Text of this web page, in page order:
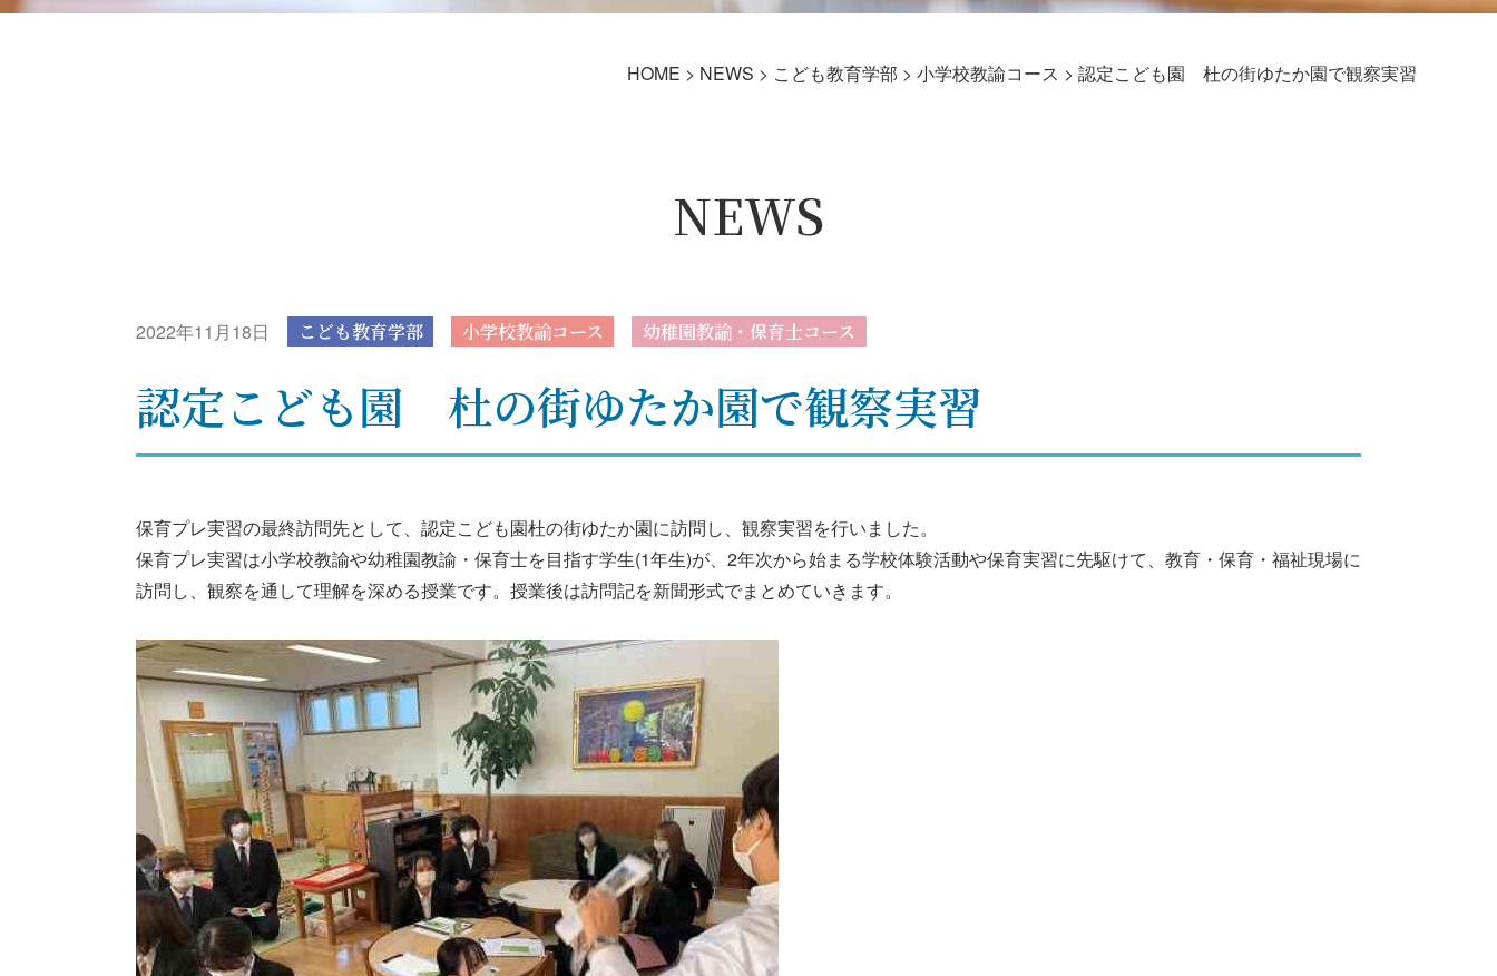
HOME > NEWS > こども教育学部 > 小学校教諭コース > 認定こども園 杜の街ゆたか園で観察実習
NEWS
2022年11月18日 こども教育学部 小学校教諭コース 幼稚園教諭・保育士コース
認定こども園 杜の街ゆたか園で観察実習
保育プレ実習の最終訪問先として、認定こども園杜の街ゆたか園に訪問し、観察実習を行いました。
保育プレ実習は小学校教諭や幼稚園教諭・保育士を目指す学生(1年生)が、2年次から始まる学校体験活動や保育実習に先駆けて、教育・保育・福祉現場に
訪問し、観察を通して理解を深める授業です。授業後は訪問記を新聞形式でまとめていきます。